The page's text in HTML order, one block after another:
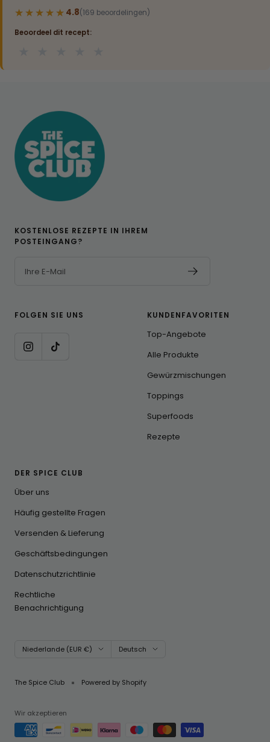
★★★★★
★★★★★ 4.8(169 beoordelingen)
Beoordeel dit recept:
KOSTENLOSE REZEPTE IN IHREM
POSTEINGANG?
Ihre E-Mail
FOLGEN SIE UNS KUNDENFAVORITEN
Top-Angebote
Alle Produkte
Gewürzmischungen
Toppings
Superfoods
Rezepte
DER SPICE CLUB
Über uns
Häufig gestellte Fragen
Versenden & Lieferung
Geschäftsbedingungen
Datenschutzrichtlinie
Rechtliche
Benachrichtigung
Land/Region
Niederlande (EUR €) Sprache
Deutsch
The Spice Club Powered by Shopify
Wir akzeptieren